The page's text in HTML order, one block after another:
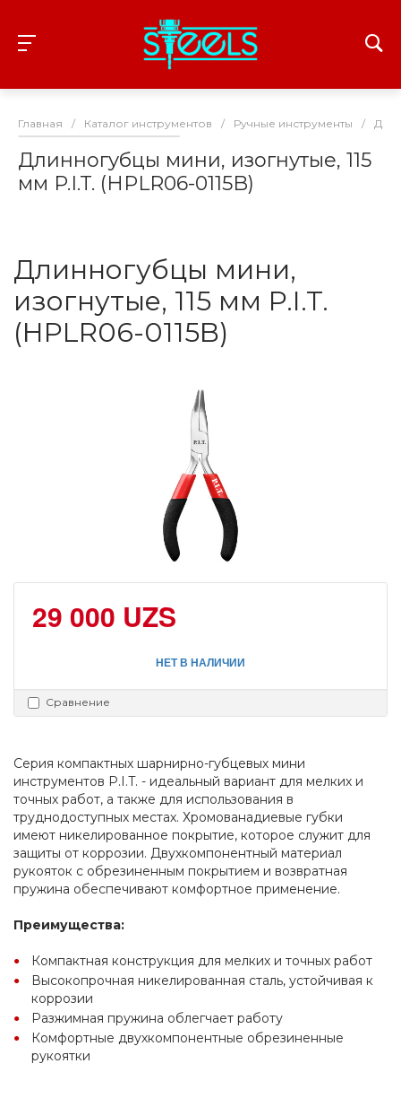
Главная / Каталог инструментов / Ручные инструменты /
Длинногубцы мини, изогнутые, 115
мм P.I.T. (HPLR06-0115B)
Длинногубцы мини,
изогнутые, 115 мм P.I.T.
(HPLR06-0115B)
29 000 UZS
НЕТ В НАЛИЧИИ
Сравнение
Серия компактных шарнирно-губцевых мини
инструментов P.I.T. - идеальный вариант для мелких и
точных работ, а также для использования в
труднодоступных местах. Хромованадиевые губки
имеют никелированное покрытие, которое служит для
защиты от коррозии. Двухкомпонентный материал
рукояток с обрезиненным покрытием и возвратная
пружина обеспечивают комфортное применение.
Преимущества:
Компактная конструкция для мелких и точных работ
Высокопрочная никелированная сталь, устойчивая к
коррозии
Разжимная пружина облегчает работу
Комфортные двухкомпонентные обрезиненные
рукоятки